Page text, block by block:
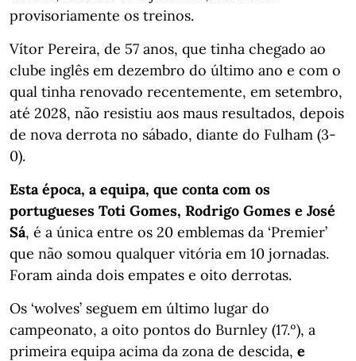
provisoriamente os treinos.
Vítor Pereira, de 57 anos, que tinha chegado ao
clube inglês em dezembro do último ano e com o
qual tinha renovado recentemente, em setembro,
até 2028, não resistiu aos maus resultados, depois
de nova derrota no sábado, diante do Fulham (3-
0).
Esta época, a equipa, que conta com os
portugueses Toti Gomes, Rodrigo Gomes e José
Sá, é a única entre os 20 emblemas da ‘Premier’
que não somou qualquer vitória em 10 jornadas.
Foram ainda dois empates e oito derrotas.
Os ‘wolves’ seguem em último lugar do
campeonato, a oito pontos do Burnley (17.º), a
primeira equipa acima da zona de descida, e